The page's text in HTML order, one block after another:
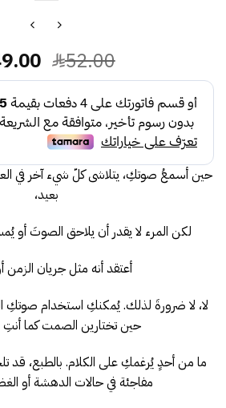
52.00 السعر
هو:
حين أسمعُ صوتكِ، يتلاشى كلّ شيء آخر في
بعيد،
لكن المرء لا يقدر أن يلاحق الصوتَ أو
أعتقد أنه مثل جريان الزمن
لا، لا ضرورةَ لذلك. يُمكنكِ استخدام
حين تختارين الصمت كما أنتِ
ما من أحدٍ يُرغمكِ على الكلام. بالطبع، قد
مفاجئة في حالات الدهشة أو